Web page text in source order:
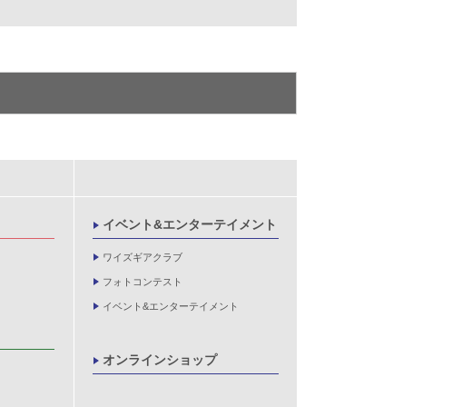
イベント&エンターテイメント
ワイズギアクラブ
フォトコンテスト
イベント&エンターテイメント
オンラインショップ